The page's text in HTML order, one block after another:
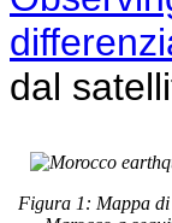
dal
Figura 1: Mappa di